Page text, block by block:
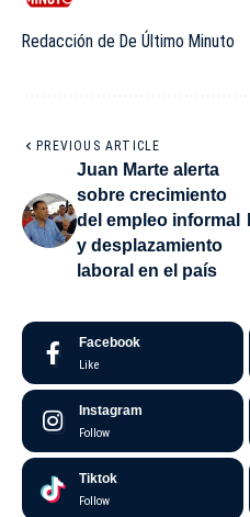
Redacción de De Último Minuto
PREVIOUS ARTICLE
Juan Marte alerta
sobre crecimiento
del empleo informal
y desplazamiento
laboral en el país
Facebook
Like
Instagram
Follow
Tiktok
Follow